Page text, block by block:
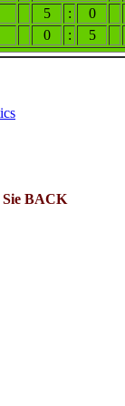
5 : 0
0 : 5
Sie BACK